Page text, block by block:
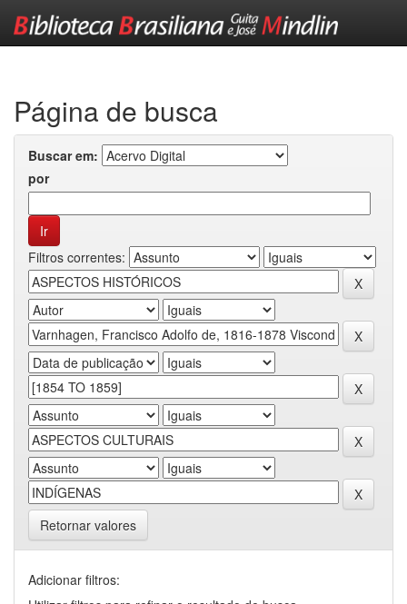
Página de busca
Buscar em:
por
Filtros correntes:
Retornar valores
Adicionar filtros: